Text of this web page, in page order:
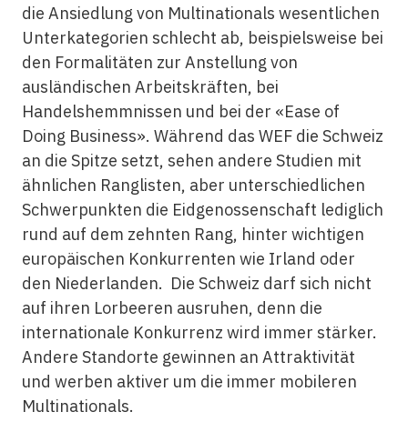
die Ansiedlung von Multinationals wesentlichen
Unterkategorien schlecht ab, beispielsweise bei
den Formalitäten zur Anstellung von
ausländischen Arbeitskräften, bei
Handelshemmnissen und bei der «Ease of
Doing Business». Während das WEF die Schweiz
an die Spitze setzt, sehen andere Studien mit
ähnlichen Ranglisten, aber unterschiedlichen
Schwerpunkten die Eidgenossenschaft lediglich
rund auf dem zehnten Rang, hinter wichtigen
europäischen Konkurrenten wie Irland oder
den Niederlanden. Die Schweiz darf sich nicht
auf ihren Lorbeeren ausruhen, denn die
internationale Konkurrenz wird immer stärker.
Andere Standorte gewinnen an Attraktivität
und werben aktiver um die immer mobileren
Multinationals.